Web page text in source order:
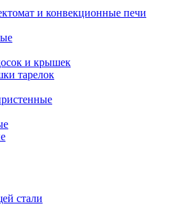
и конвекционные печи
и крышек
тарелок
стали